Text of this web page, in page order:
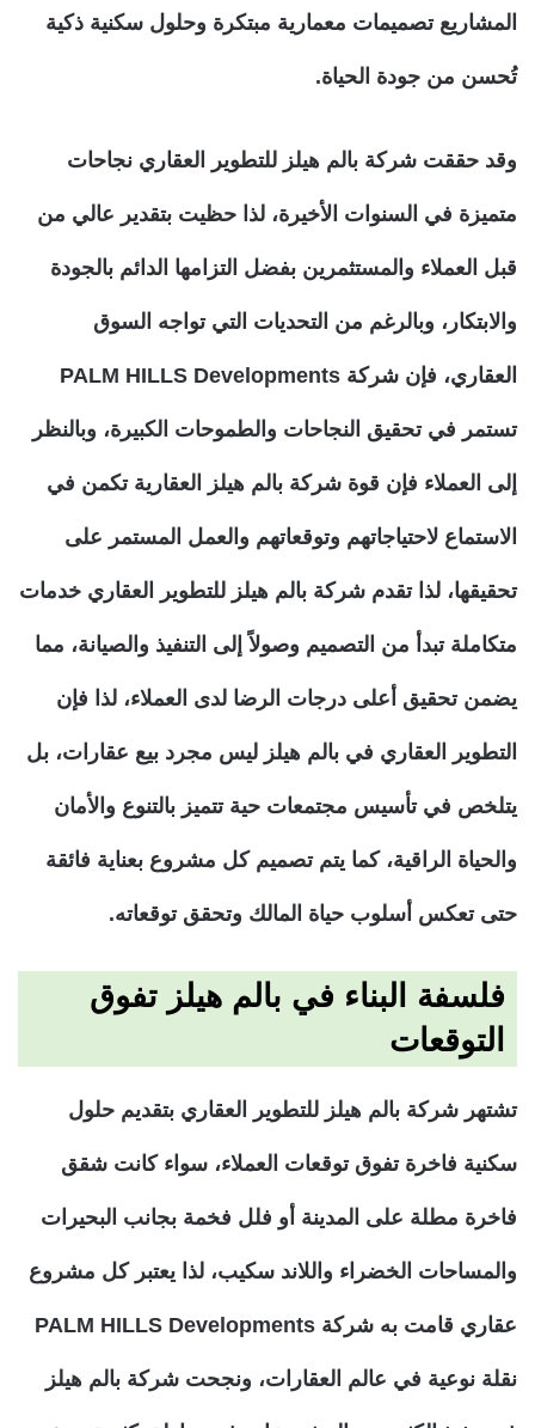
المشاريع تصميمات معمارية مبتكرة وحلول سكنية ذكية
تُحسن من جودة الحياة.
وقد حققت شركة بالم هيلز للتطوير العقاري نجاحات
متميزة في السنوات الأخيرة، لذا حظيت بتقدير عالي من
قبل العملاء والمستثمرين بفضل التزامها الدائم بالجودة
والابتكار، وبالرغم من التحديات التي تواجه السوق
العقاري، فإن شركة PALM HILLS Developments
تستمر في تحقيق النجاحات والطموحات الكبيرة، وبالنظر
إلى العملاء فإن قوة شركة بالم هيلز العقارية تكمن في
الاستماع لاحتياجاتهم وتوقعاتهم والعمل المستمر على
تحقيقها، لذا تقدم شركة بالم هيلز للتطوير العقاري خدمات
متكاملة تبدأ من التصميم وصولاً إلى التنفيذ والصيانة، مما
يضمن تحقيق أعلى درجات الرضا لدى العملاء، لذا فإن
التطوير العقاري في بالم هيلز ليس مجرد بيع عقارات، بل
يتلخص في تأسيس مجتمعات حية تتميز بالتنوع والأمان
والحياة الراقية، كما يتم تصميم كل مشروع بعناية فائقة
حتى تعكس أسلوب حياة المالك وتحقق توقعاته.
فلسفة البناء في بالم هيلز تفوق
التوقعات
تشتهر شركة بالم هيلز للتطوير العقاري بتقديم حلول
سكنية فاخرة تفوق توقعات العملاء، سواء كانت شقق
فاخرة مطلة على المدينة أو فلل فخمة بجانب البحيرات
والمساحات الخضراء واللاند سكيب، لذا يعتبر كل مشروع
عقاري قامت به شركة PALM HILLS Developments
نقلة نوعية في عالم العقارات، ونجحت شركة بالم هيلز